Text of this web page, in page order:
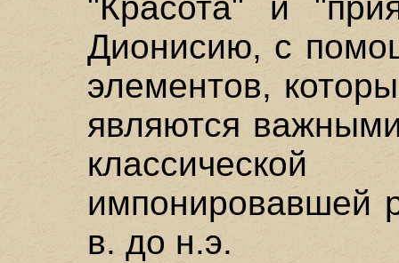
"Красота" и
Дионисию, с
элементов,
являются
импонировавшей
в. до н.э.